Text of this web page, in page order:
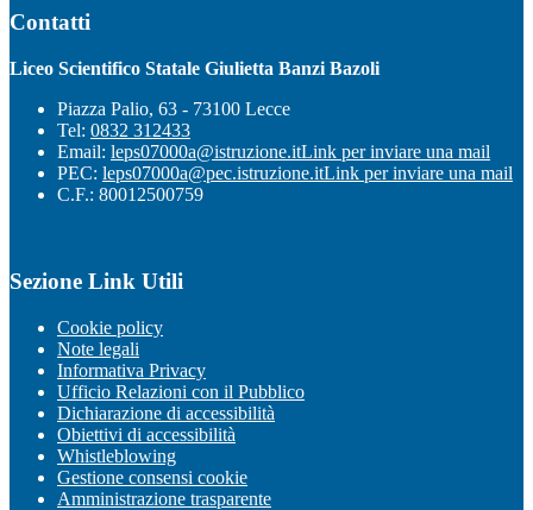
Contatti
Liceo Scientifico Statale Giulietta Banzi Bazoli
Piazza Palio, 63 - 73100 Lecce
Tel: 0832 312433
Email: leps07000a@istruzione.itLink per inviare una mail
PEC: leps07000a@pec.istruzione.itLink per inviare una mail
C.F.: 80012500759
Sezione Link Utili
Cookie policy
Note legali
Informativa Privacy
Ufficio Relazioni con il Pubblico
Dichiarazione di accessibilità
Obiettivi di accessibilità
Whistleblowing
Gestione consensi cookie
Amministrazione trasparente